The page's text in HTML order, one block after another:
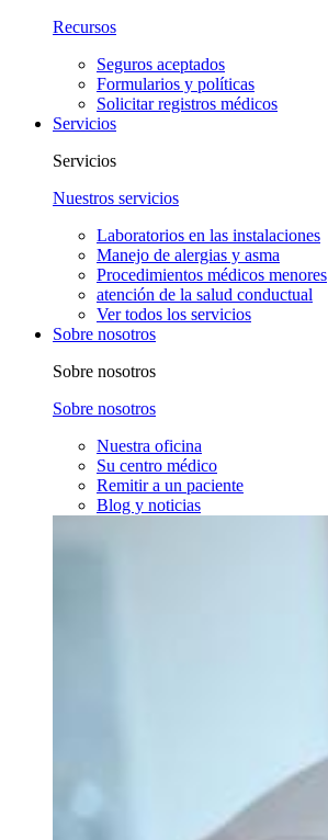
Recursos
Seguros aceptados
Formularios y políticas
Solicitar registros médicos
Servicios
Servicios
Nuestros servicios
Laboratorios en las instalaciones
Manejo de alergias y asma
Procedimientos médicos menores
atención de la salud conductual
Ver todos los servicios
Sobre nosotros
Sobre nosotros
Sobre nosotros
Nuestra oficina
Su centro médico
Remitir a un paciente
Blog y noticias